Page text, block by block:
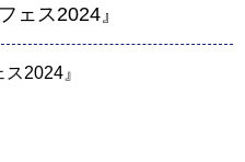
ェス2024』
2024』